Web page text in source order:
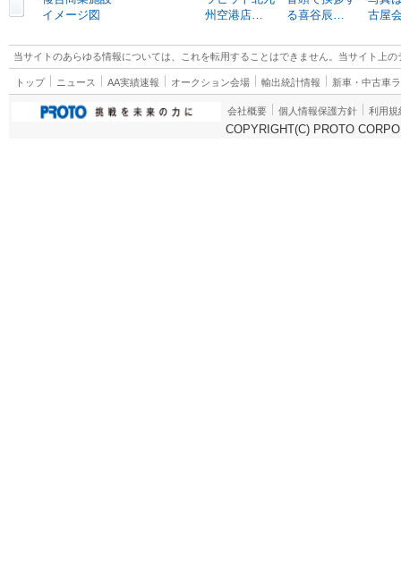
イメージ図
州空港店…
る喜谷辰…
古屋
当サイトのあらゆる情報については、これを転用することはできません。当サイト上
トップ ニュース AA実績速報 オークション会場 輸出統計情報 新車・中古車
会社概要 個人情報保護方針 利用規
COPYRIGHT(C) PROTO